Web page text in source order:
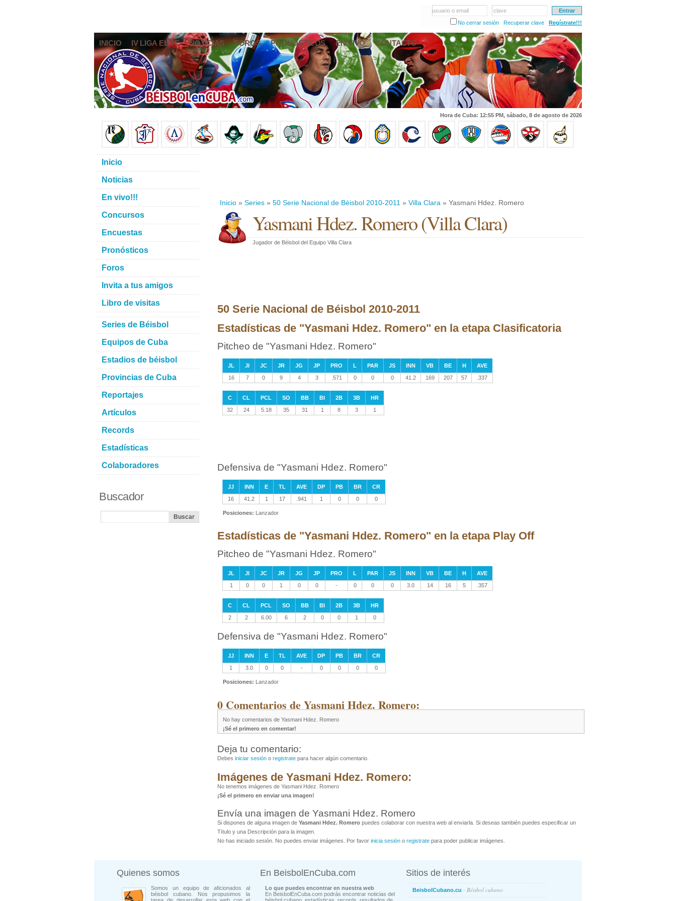
usuario o email
clave
No cerrar sesión
Recuperar clave Regístrate!!!
INICIO IV LIGA ELITE NOTICIAS FOROS PRONÓSTICOS EN VIVO CONTACTO
Hora de Cuba: 12:55 PM, sábado, 8 de agosto de 2026
Inicio » Series » 50 Serie Nacional de Béisbol 2010-2011 » Villa Clara » Yasmani Hdez. Romero
Yasmani Hdez. Romero(Villa Clara)
Jugador de Béisbol del Equipo Villa Clara
50 Serie Nacional de Béisbol 2010-2011
Estadísticas de "Yasmani Hdez. Romero" en la etapa Clasificatoria
Pitcheo de "Yasmani Hdez. Romero"
JL JI JC JR JG JP PRO L PAR JS INN VB BE H
AVE
16
7 0 9 4 3 .571 0 0 0 41.2 169 207 57 .337
C CL PCL SO BB BI 2B 3B
HR
32
24 5.18 35 31 1 8 3 1
Defensiva de "Yasmani Hdez. Romero"
JJ INN E TL AVE DP PB BR
CR
16
41.2 1 17 .941 1 0 0 0
Posiciones: Lanzador
Estadísticas de "Yasmani Hdez. Romero" en la etapa Play Off
Pitcheo de "Yasmani Hdez. Romero"
JL JI JC JR JG JP PRO L PAR JS INN VB BE H
AVE
1
0 0 1 0 0 - 0 0 0 3.0 14 16 5 .357
C CL PCL SO BB BI 2B 3B
HR
2
2 6.00 6 2 0 0 1 0
Defensiva de "Yasmani Hdez. Romero"
JJ INN E TL AVE DP PB BR
CR
1
3.0 0 0 - 0 0 0 0
Posiciones: Lanzador
0 Comentarios de Yasmani Hdez. Romero:
No hay comentarios de Yasmani Hdez. Romero
¡Sé el primero en comentar!
Deja tu comentario:
Debes iniciar sesión o registrate para hacer algún comentario.
Imágenes de Yasmani Hdez. Romero:
No tenemos imágenes de Yasmani Hdez. Romero
¡Sé el primero en enviar una imagen!
Envía una imagen de Yasmani Hdez. Romero
Si dispones de alguna imagen de Yasmani Hdez. Romero puedes colaborar con nuestra web al enviarla. Si deseas también puedes especificar un
Título y una Descripción para la imagen.
No has iniciado sesión. No puedes enviar imágenes. Por favor inicia sesión o registrate para poder publicar imágenes.
Inicio
Noticias
En vivo!!!
Concursos
Encuestas
Pronósticos
Foros
Invita a tus amigos
Libro de visitas
Series de Béisbol
Equipos de Cuba
Estadios de béisbol
Provincias de Cuba
Reportajes
Artículos
Records
Estadísticas
Colaboradores
Buscador
Quienes somos
Somos un equipo de aficionados al
béisbol cubano. Nos propusimos la
En BeisbolEnCuba.com
Lo que puedes encontrar en nuestra web
En BeisbolEnCuba.com podrás encontrar noticias del
Sitios de interés
BeisbolCubano.cu - Béisbol cubano